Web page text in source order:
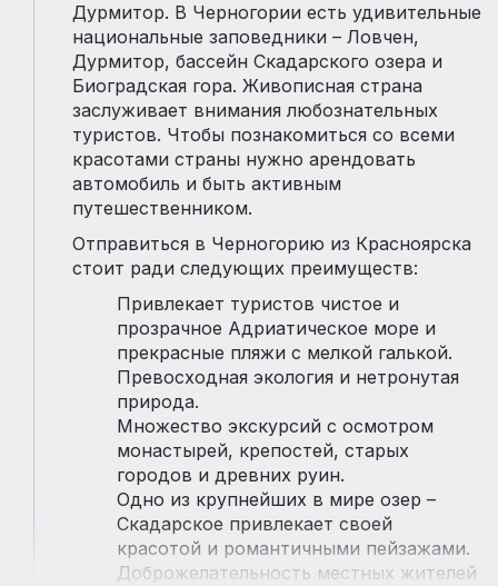
Дурмитор. В Черногории есть удивительные
национальные заповедники – Ловчен,
Дурмитор, бассейн Скадарского озера и
Биоградская гора. Живописная страна
заслуживает внимания любознательных
туристов. Чтобы познакомиться со всеми
красотами страны нужно арендовать
автомобиль и быть активным
путешественником.
Отправиться в Черногорию из Красноярска
стоит ради следующих преимуществ:
Привлекает туристов чистое и
прозрачное Адриатическое море и
прекрасные пляжи с мелкой галькой.
Превосходная экология и нетронутая
природа.
Множество экскурсий с осмотром
монастырей, крепостей, старых
городов и древних руин.
Одно из крупнейших в мире озер –
Скадарское привлекает своей
красотой и романтичными пейзажами.
Доброжелательность местных жителей